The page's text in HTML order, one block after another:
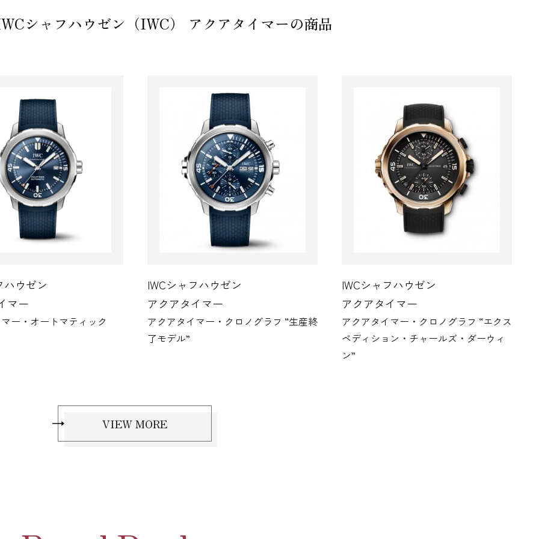
シャフハウゼン（IWC） アクアタイマーの商品
ハウゼン
マー
ー・オートマティック
IWCシャフハウゼン
アクアタイマー
アクアタイマー・クロノグラフ “生産終
了モデル”
IWCシャフハウゼン
アクアタイマー
アクアタイマー・クロノグラフ “エクス
ペディション・チャールズ・ダーウィ
ン”
VIEW MORE